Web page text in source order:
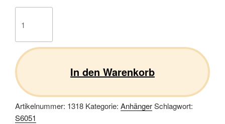
S01
In den Warenkorb
Artikelnummer: 1318 Kategorie: AnhängerSchlagwort:
S6051